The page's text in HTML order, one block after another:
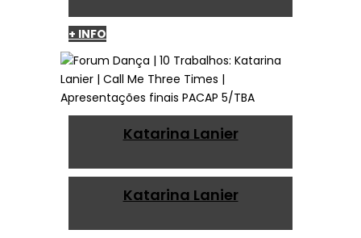
+ INFO
Katarina Lanier
Katarina Lanier